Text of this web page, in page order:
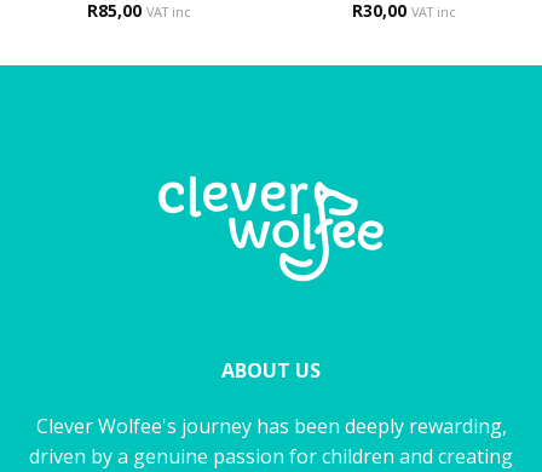
Rated 5
R85,00 VAT inc R30,00 VAT inc
ABOUT US
Clever Wolfee's journey has been deeply rewarding,
driven by a genuine passion for children and creating